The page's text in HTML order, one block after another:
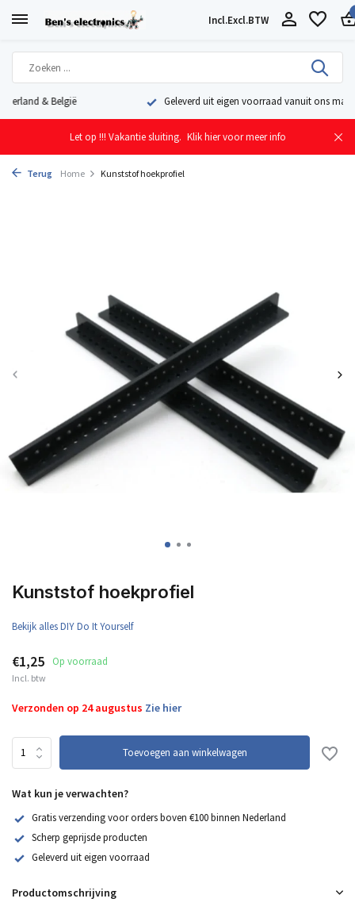
Incl.Excl.BTW
Geleverd uit eigen voorraad vanuit ons magazijn in Nederland
Let op !!! Vakantie sluiting. Klik hier voor meer info
Terug Home Kunststof hoekprofiel
Kunststof hoekprofiel
Bekijk alles DIY Do It Yourself
€1,25 Op voorraad
Incl. btw
Verzonden op 24 augustus Zie hier
Toevoegen aan winkelwagen
Wat kun je verwachten?
Gratis verzending voor orders boven €100 binnen Nederland
Scherp geprijsde producten
Geleverd uit eigen voorraad
Productomschrijving